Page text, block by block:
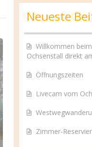
Neueste
Willkommen
Ochsenstall direkt
Öffnungszeiten
Livecam vom
Zimmer-